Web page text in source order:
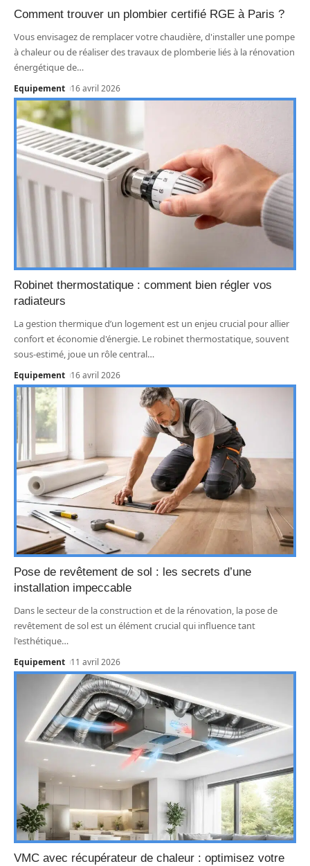
Comment trouver un plombier certifié RGE à Paris ?
Vous envisagez de remplacer votre chaudière, d'installer une pompe
à chaleur ou de réaliser des travaux de plomberie liés à la rénovation
énergétique de…
Equipement 16 avril 2026
Robinet thermostatique : comment bien régler vos
radiateurs
La gestion thermique d’un logement est un enjeu crucial pour allier
confort et économie d'énergie. Le robinet thermostatique, souvent
sous-estimé, joue un rôle central…
Equipement 16 avril 2026
Pose de revêtement de sol : les secrets d’une
installation impeccable
Dans le secteur de la construction et de la rénovation, la pose de
revêtement de sol est un élément crucial qui influence tant
l'esthétique…
Equipement 11 avril 2026
VMC avec récupérateur de chaleur : optimisez votre